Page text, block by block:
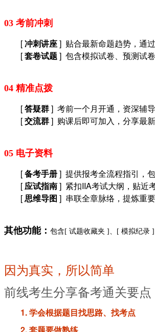
03 考前冲刺
[冲刺讲座] 贴合最新命题趋势，通
[套卷试题] 包含模拟试卷、预测试
04 精准点拨
[答疑群] 考前一个月开通，资深辅
[交流群] 购课后即可加入，分享最
05 电子资料
[备考手册] 提供报考全流程指引，
[应试指南] 紧扣IIA考试大纲，贴近
[思维导图 ] 串联全章脉络，提炼重
其他功能： 包含[ 试题收藏夹 ]、[ 模拟纪录
因为真实，所以简单
前线考生分享备考通关要点
1. 学会根据题目找思路、找考点